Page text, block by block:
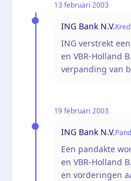
13 februari 2003
ING Bank N.V.
ING verstrekt
en VBR-Holland
verpanding van
19 februari 2003
ING Bank N.V.
Een pandakte
en VBR-Holland
en vorderingen